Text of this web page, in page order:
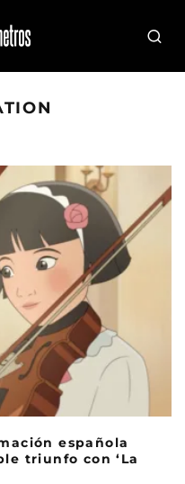
española
triunfo con ‘La